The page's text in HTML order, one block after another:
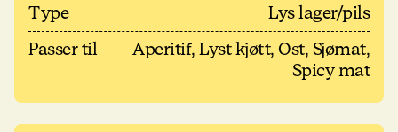
Type
Lys lager/pils
Passer til
Aperitif, Lyst kjøtt, Ost, Sjømat,
Spicy mat